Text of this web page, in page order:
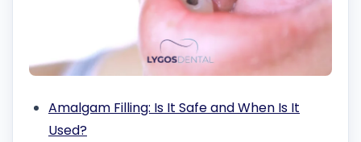
Amalgam Filling: Is It Safe and When Is It
Used?